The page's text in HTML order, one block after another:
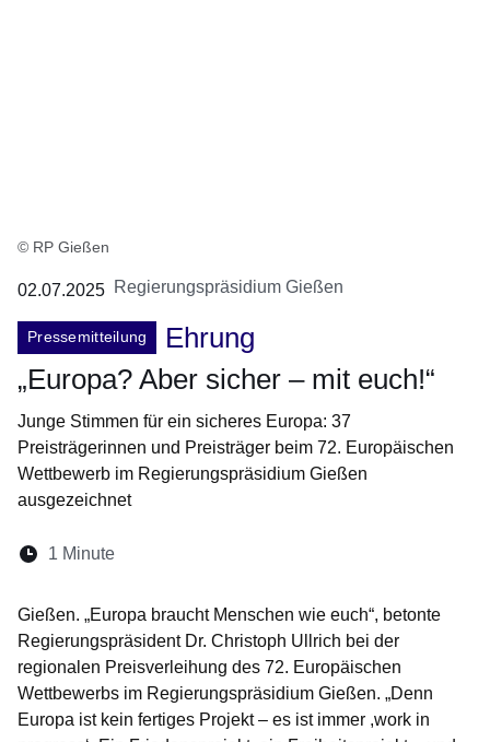
© RP Gießen
02.07.2025 Regierungspräsidium Gießen
Pressemitteilung
Ehrung
„Europa? Aber sicher – mit euch!“
Junge Stimmen für ein sicheres Europa: 37
Preisträgerinnen und Preisträger beim 72. Europäischen
Wettbewerb im Regierungspräsidium Gießen
ausgezeichnet
Lesedauer:
1 Minute
Gießen. „Europa braucht Menschen wie euch“, betonte
Regierungspräsident Dr. Christoph Ullrich bei der
regionalen Preisverleihung des 72. Europäischen
Wettbewerbs im Regierungspräsidium Gießen. „Denn
Europa ist kein fertiges Projekt – es ist immer ,work in